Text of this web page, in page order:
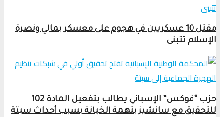
مقتل 10 عسكريين في هجوم على معسكر بمالي ونصرة
الإسلام تتبنى
حزب “فوكس” الإسباني يطالب بتفعيل المادة 102
للتحقيق مع سانشيز بتهمة الخيانة بسبب أحداث سبتة